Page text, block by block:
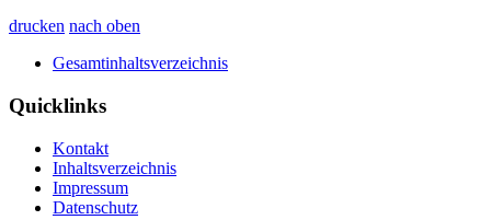
drucken nach oben
Gesamtinhaltsverzeichnis
Quicklinks
Kontakt
Inhaltsverzeichnis
Impressum
Datenschutz